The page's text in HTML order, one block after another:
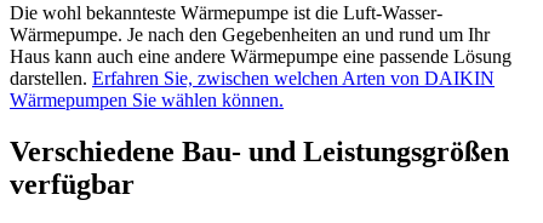
Die wohl bekannteste Wärmepumpe ist die Luft-Wasser-
Wärmepumpe. Je nach den Gegebenheiten an und rund um Ihr
Haus kann auch eine andere Wärmepumpe eine passende Lösung
darstellen. Erfahren Sie, zwischen welchen Arten von DAIKIN
Wärmepumpen Sie wählen können.
Verschiedene Bau- und Leistungsgrößen
verfügbar